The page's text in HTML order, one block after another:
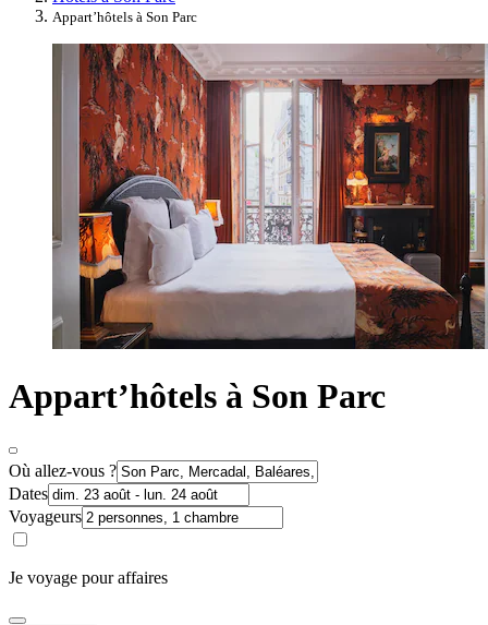
Appart’hôtels à Son Parc
Appart’hôtels à Son Parc
Où allez-vous ?
Dates
Voyageurs
Je voyage pour affaires